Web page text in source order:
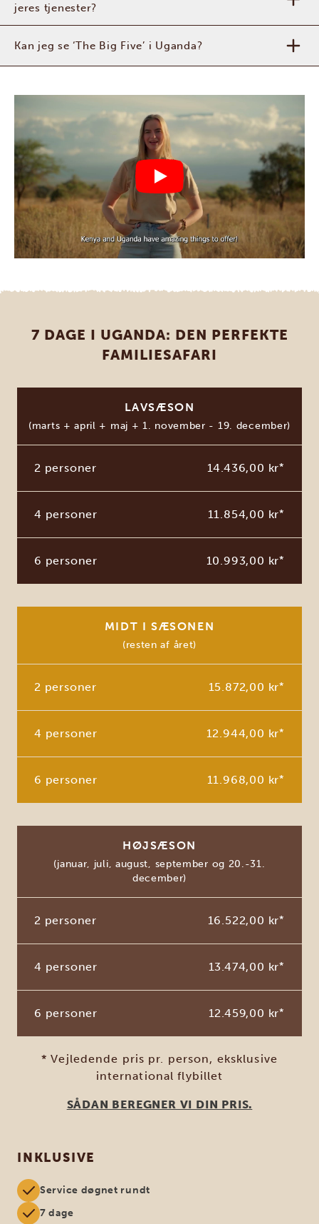
jeres tjenester?
Kan jeg se ‘The Big Five’ i Uganda?
7 DAGE I UGANDA: DEN PERFEKTE
FAMILIESAFARI
LAVSÆSON
(marts + april + maj + 1. november - 19. december)
2 personer 14.436,00 kr*
4 personer 11.854,00 kr*
6 personer 10.993,00 kr*
MIDT I SÆSONEN
(resten af året)
2 personer 15.872,00 kr*
4 personer 12.944,00 kr*
6 personer 11.968,00 kr*
HØJSÆSON
(januar, juli, august, september og 20.-31.
december)
2 personer 16.522,00 kr*
4 personer 13.474,00 kr*
6 personer 12.459,00 kr*
* Vejledende pris pr. person, eksklusive
international flybillet
SÅDAN BEREGNER VI DIN PRIS.
INKLUSIVE
Service døgnet rundt
7 dage